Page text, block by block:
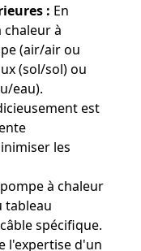
: En
à
(air/air ou
(sol/sol) ou
eau).
est
les
à chaleur
tableau
spécifique.
l'expertise d'un